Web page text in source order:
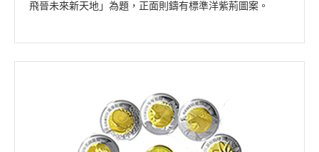
飛晉未來新天地」為題，正面則鑄有標準洋紫荊圖案。